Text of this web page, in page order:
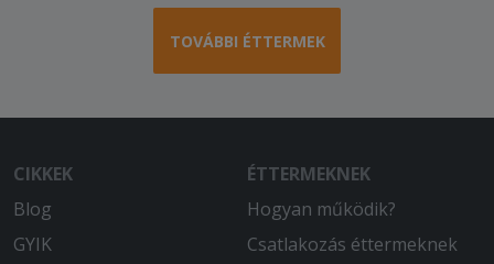
TOVÁBBI ÉTTERMEK
CIKKEK
Blog
GYIK
ÉTTERMEKNEK
Hogyan működik?
Csatlakozás éttermeknek